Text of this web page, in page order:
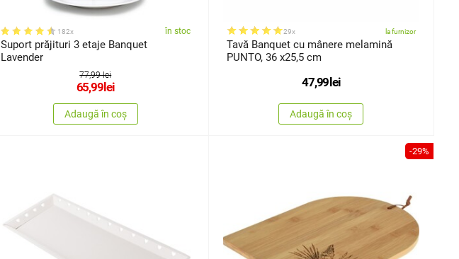
182x în stoc
Suport prăjituri 3 etaje Banquet
Lavender
77,99 lei
65,99lei
Adaugă în coș
29x la furnizor
Tavă Banquet cu mânere melamină
PUNTO, 36 x25,5 cm
47,99lei
Adaugă în coș
-29%